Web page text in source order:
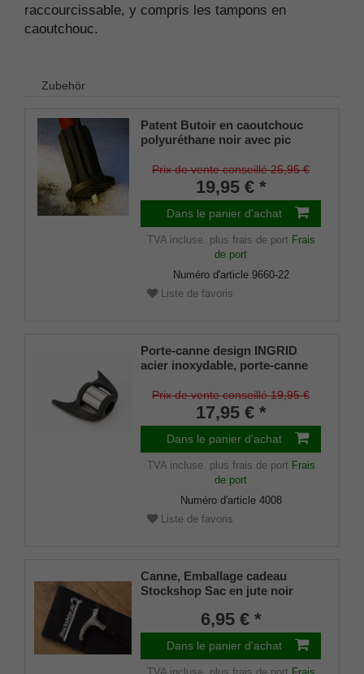
raccourcissable, y compris les tampons en
caoutchouc.
Zubehör
Patent Butoir en caoutchouc
polyuréthane noir avec pic
et en métal, tige flexible pour
diamètres d'environ 17-22 mm
Prix de vente conseillé 25,95 €
19,95 € *
Dans le panier d'achat
TVA incluse. plus frais de port Frais
de port
Numéro d'article 9660-22
Liste de favoris
Porte-canne design INGRID
acier inoxydable, porte-canne
22mm), caoutchouc souple
Prix de vente conseillé 19,95 €
17,95 € *
Dans le panier d'achat
TVA incluse. plus frais de port Frais
de port
Numéro d'article 4008
Liste de favoris
Canne, Emballage cadeau
Stockshop Sac en jute noir
6,95 € *
Dans le panier d'achat